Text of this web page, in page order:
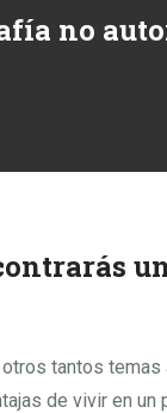
no
tantos
de vivir en un